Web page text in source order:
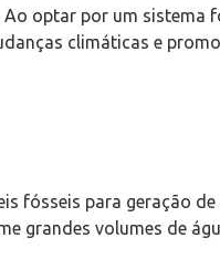
Ao optar por um
climáticas e
fósseis para geração de
grandes volumes de